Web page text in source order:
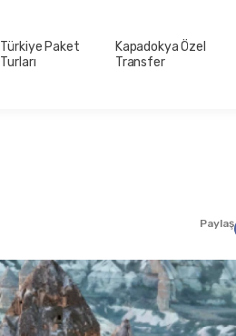
Türkiye Paket
Turları
Kapadokya Özel
Transfer
Paylaş